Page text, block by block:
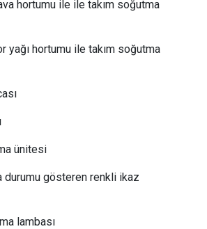
hortumu ile ile takım soğutma
yağı hortumu ile takım soğutma
ünitesi
durumu gösteren renkli ikaz
lambası